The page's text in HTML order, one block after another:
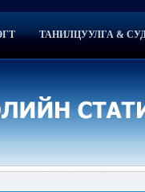
ТАНИЛЦУУЛГА &